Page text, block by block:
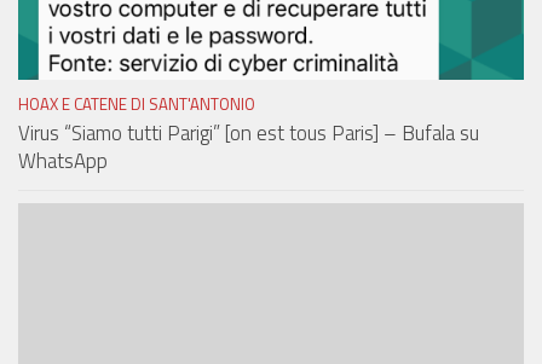
HOAX E CATENE DI SANT'ANTONIO
Virus “Siamo tutti Parigi” [on est tous Paris] – Bufala su
WhatsApp